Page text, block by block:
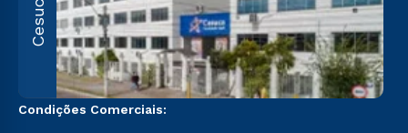
Cesuca
Condições Comerciais: